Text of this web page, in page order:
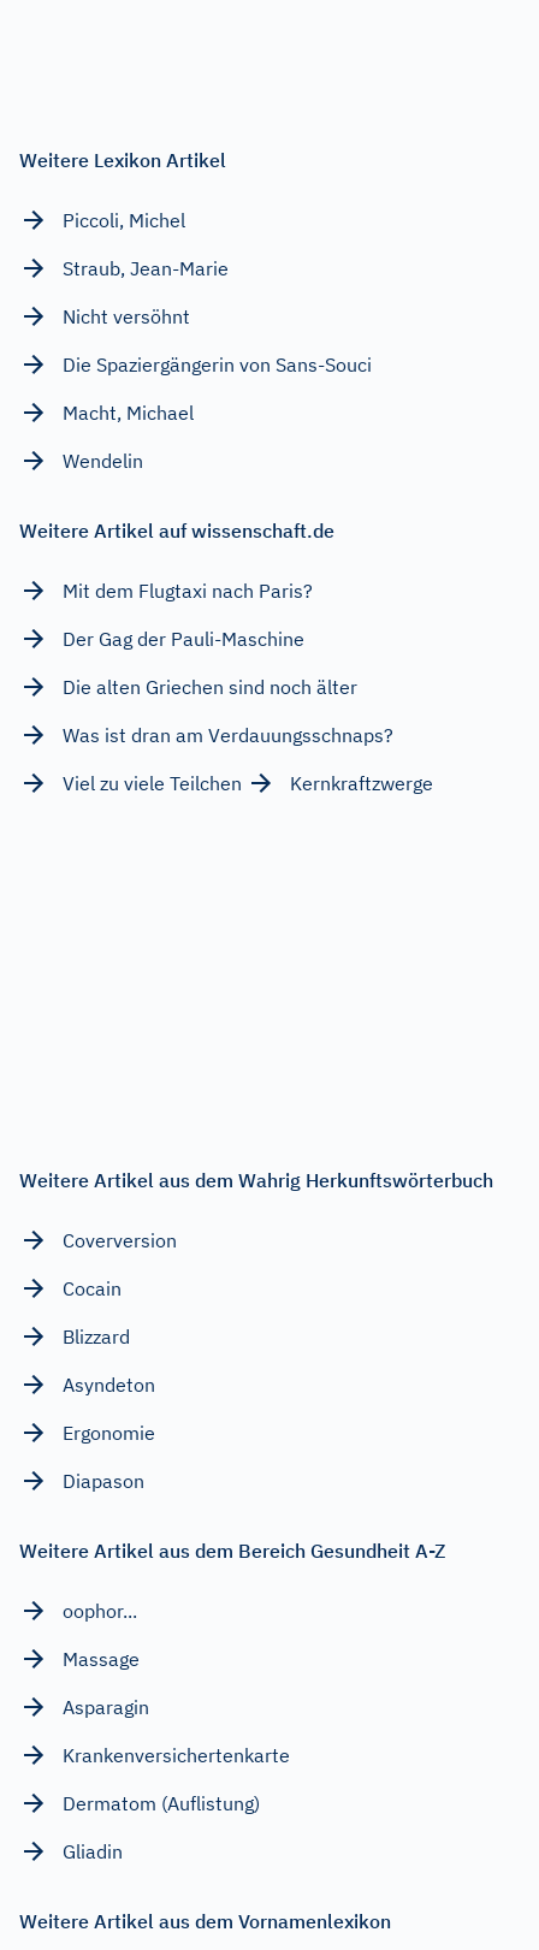
Weitere Lexikon Artikel
Piccoli, Michel
Straub, Jean-Marie
Nicht versöhnt
Die Spaziergängerin von Sans-Souci
Macht, Michael
Wendelin
Weitere Artikel auf wissenschaft.de
Mit dem Flugtaxi nach Paris?
Der Gag der Pauli-Maschine
Die alten Griechen sind noch älter
Was ist dran am Verdauungsschnaps?
Viel zu viele Teilchen
Kernkraftzwerge
Weitere Artikel aus dem Wahrig Herkunftswörterbuch
Coverversion
Cocain
Blizzard
Asyndeton
Ergonomie
Diapason
Weitere Artikel aus dem Bereich Gesundheit A-Z
oophor...
Massage
Asparagin
Krankenversichertenkarte
Dermatom (Auflistung)
Gliadin
Weitere Artikel aus dem Vornamenlexikon